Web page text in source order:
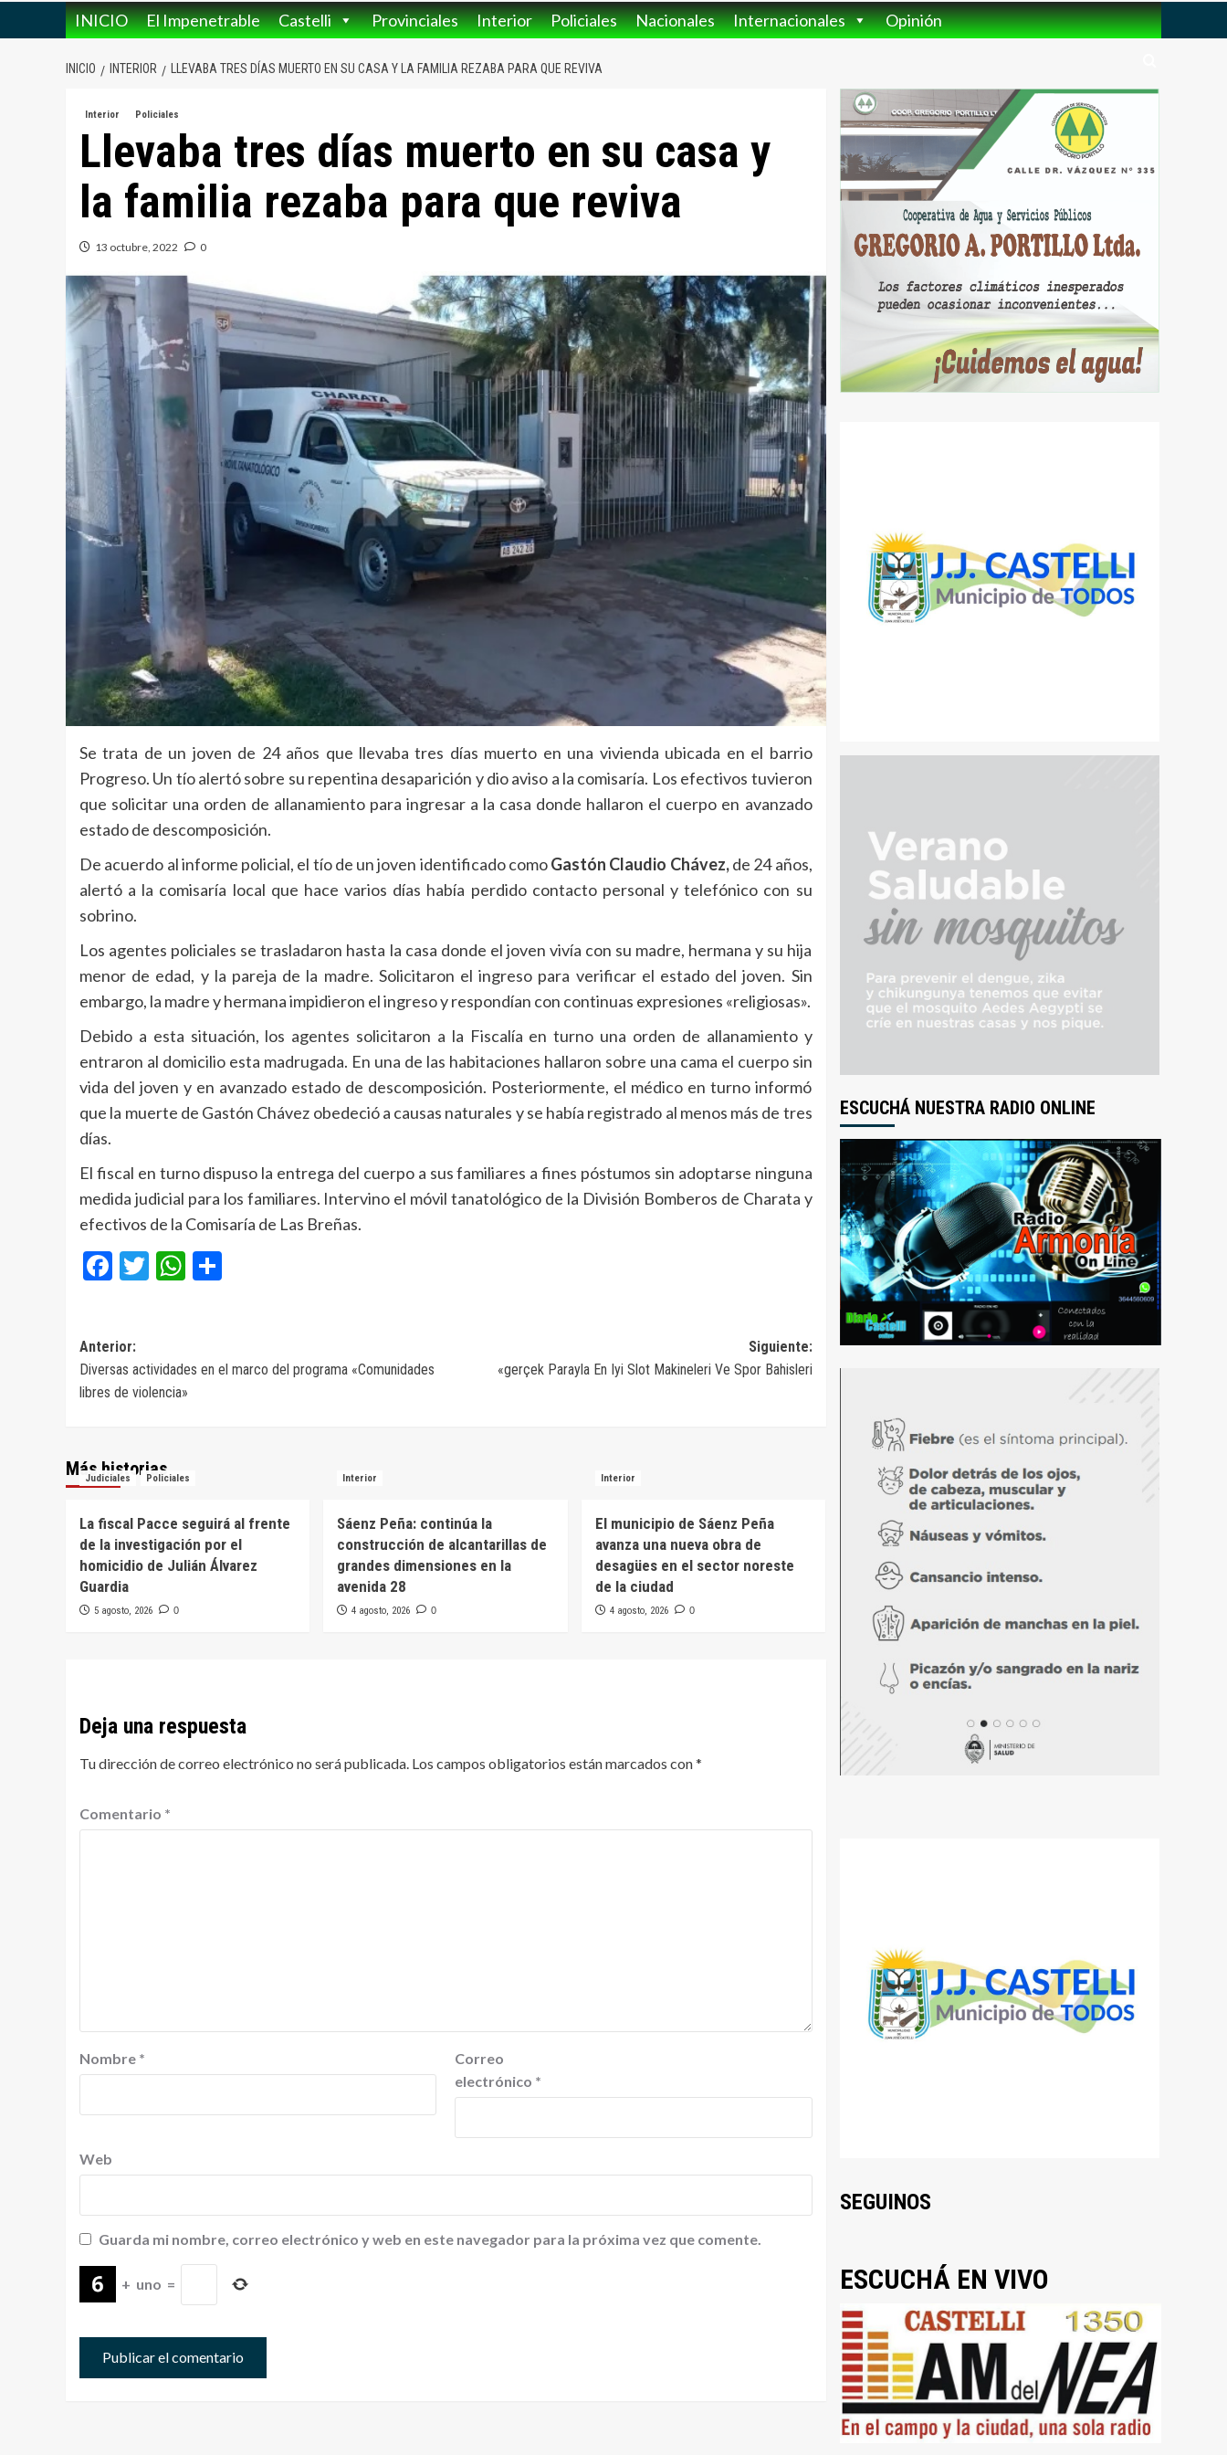
INICIO El Impenetrable Castelli Provinciales Interior Policiales Nacionales Internacionales Opinión
INICIO INTERIOR LLEVABA TRES DÍAS MUERTO EN SU CASA Y LA FAMILIA REZABA PARA QUE REVIVA
Interior Policiales
Llevaba tres días muerto en su casa y
la familia rezaba para que reviva
13 octubre, 2022 0
Se trata de un joven de 24 años que llevaba tres días muerto en una vivienda ubicada en el barrio
Progreso. Un tío alertó sobre su repentina desaparición y dio aviso a la comisaría. Los efectivos tuvieron
que solicitar una orden de allanamiento para ingresar a la casa donde hallaron el cuerpo en avanzado
estado de descomposición.
De acuerdo al informe policial, el tío de un joven identificado comoGastón Claudio Chávez,de 24 años,
alertó a la comisaría local que hace varios días había perdido contacto personal y telefónico con su
sobrino.
Los agentes policiales se trasladaron hasta la casa donde el joven vivía con su madre, hermana y su hija
menor de edad, y la pareja de la madre. Solicitaron el ingreso para verificar el estado del joven. Sin
embargo, la madre y hermana impidieron el ingreso y respondían con continuas expresiones «religiosas».
Debido a esta situación, los agentes solicitaron a la Fiscalía en turno una orden de allanamiento y
entraron al domicilio esta madrugada. En una de las habitaciones hallaron sobre una cama el cuerpo sin
vida del joven y en avanzado estado de descomposición. Posteriormente, el médico en turno informó
que la muerte de Gastón Chávez obedeció a causas naturales y se había registrado al menos más de tres
días.
El fiscal en turno dispuso la entrega del cuerpo a sus familiares a fines póstumos sin adoptarse ninguna
medida judicial para los familiares. Intervino el móvil tanatológico de la División Bomberos de Charata y
efectivos de la Comisaría de Las Breñas.
Facebook
TwitterWhatsApp
Navegación
de
Anterior:
Diversas actividades en el marco del programa «Comunidades
libres de violencia»
Siguiente:
«gerçek Parayla En Iyi Slot Makineleri Ve Spor Bahisleri
Más historias
Judiciales Policiales
La fiscal Pacce seguirá al frente
de la investigación por el
homicidio de Julián Álvarez
Guardia
5 agosto, 2026 0
Interior
Sáenz Peña: continúa la
construcción de alcantarillas de
grandes dimensiones en la
avenida 28
4 agosto, 2026 0
Interior
El municipio de Sáenz Peña
avanza una nueva obra de
desagües en el sector noreste
de la ciudad
4 agosto, 2026 0
Deja una respuesta
Tu dirección de correo electrónico no será publicada. Los campos obligatorios están marcados con*
Comentario *
Nombre *
Correo
electrónico *
Web
Guarda mi nombre, correo electrónico y web en este navegador para la próxima vez que comente.
+ uno =
ESCUCHÁ NUESTRA RADIO ONLINE
SEGUINOS
ESCUCHÁ EN VIVO